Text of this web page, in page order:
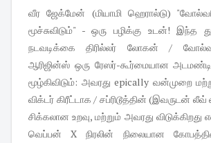
வீர ஜேக்மேன் (மியாமி ஹெரால்டு)
மூச்சுவிடும்" - ஒரு பழிக்கு உடன்! இந்த
நடவடிக்கை திரில்லர் லோகன் /
ஆரிஜின்ஸ் ஒரு ரேஸர்-கூர்மையான
மூழ்கிவிடும்: அவரது epically வன்முறை
விக்டர் கிரீட்டாக / சப்ரிடூத்தின் (இவருடன்
சிக்கலான உறவு, மற்றும் அவரது விடுக்கிறது
வெப்பன் X நிரலின் நிலையான